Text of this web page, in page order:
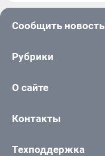
Сообщить новость
Рубрики
О сайте
Контакты
Техподдержка